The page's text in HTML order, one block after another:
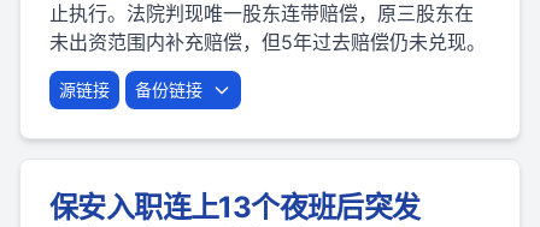
止执行。法院判现唯一股东连带赔偿，原三股东在
未出资范围内补充赔偿，但5年过去赔偿仍未兑现。
源链接 备份链接
保安入职连上13个夜班后突发